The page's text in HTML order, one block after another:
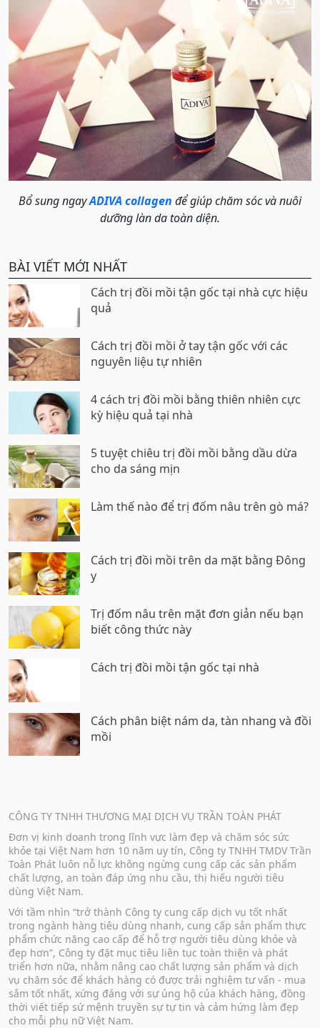
Bổ sung ngayADIVA collagen để giúp chăm sóc và nuôi
dưỡng làn da toàn diện.
BÀI VIẾT MỚI NHẤT
Cách trị đồi mồi tận gốc tại nhà cực hiệu
quả
Cách trị đồi mồi ở tay tận gốc với các
nguyên liệu tự nhiên
4 cách trị đồi mồi bằng thiên nhiên cực
kỳ hiệu quả tại nhà
5 tuyệt chiêu trị đồi mồi bằng dầu dừa
cho da sáng mịn
Làm thế nào để trị đốm nâu trên gò má?
Cách trị đồi mồi trên da mặt bằng Đông
y
Trị đốm nâu trên mặt đơn giản nếu bạn
biết công thức này
Cách trị đồi mồi tận gốc tại nhà
Cách phân biệt nám da, tàn nhang và đồi
mồi
CÔNG TY TNHH THƯƠNG MẠI DỊCH VỤ TRẦN TOÀN PHÁT
Đơn vị kinh doanh trong lĩnh vực làm đẹp và chăm sóc sức
khỏe tại Việt Nam hơn 10 năm uy tín, Công ty TNHH TMDV Trần
Toàn Phát luôn nỗ lực không ngừng cung cấp các sản phẩm
chất lượng, an toàn đáp ứng nhu cầu, thị hiếu người tiêu
dùng Việt Nam.
Với tầm nhìn “trở thành Công ty cung cấp dịch vụ tốt nhất
trong ngành hàng tiêu dùng nhanh, cung cấp sản phẩm thực
phẩm chức năng cao cấp để hỗ trợ người tiêu dùng khỏe và
đẹp hơn”, Công ty đặt mục tiêu liên tục toàn thiện và phát
triển hơn nữa, nhằm nâng cao chất lượng sản phẩm và dịch
vụ chăm sóc để khách hàng có được trải nghiệm tư vấn - mua
sắm tốt nhất, xứng đáng với sự ủng hộ của khách hàng, đồng
thời viết tiếp sứ mệnh truyền sự tự tin và cảm hứng làm đẹp
cho mỗi phụ nữ Việt Nam.